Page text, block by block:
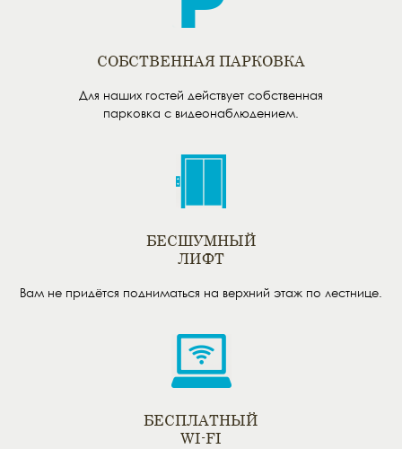
СОБСТВЕННАЯ ПАРКОВКА
Для наших гостей действует собственная
парковка с видеонаблюдением.
БЕСШУМНЫЙ
ЛИФТ
Вам не придётся подниматься на верхний этаж по лестнице.
БЕСПЛАТНЫЙ
WI-FI